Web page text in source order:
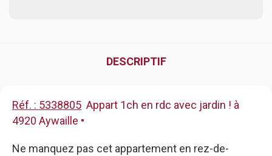
DESCRIPTIF
Réf. : 5338805 Appart 1ch en rdc avec jardin ! à
4920 Aywaille •
Ne manquez pas cet appartement en rez-de-